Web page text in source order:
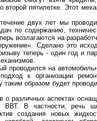
второй пятилетке. Этот
двух лет мы
по содержанию,
возлагаются на
Сделано это
теперь - один год и
проводился на
к организации
образом будет
различных аспектах
ВВТ. В частности, речь
создания новых